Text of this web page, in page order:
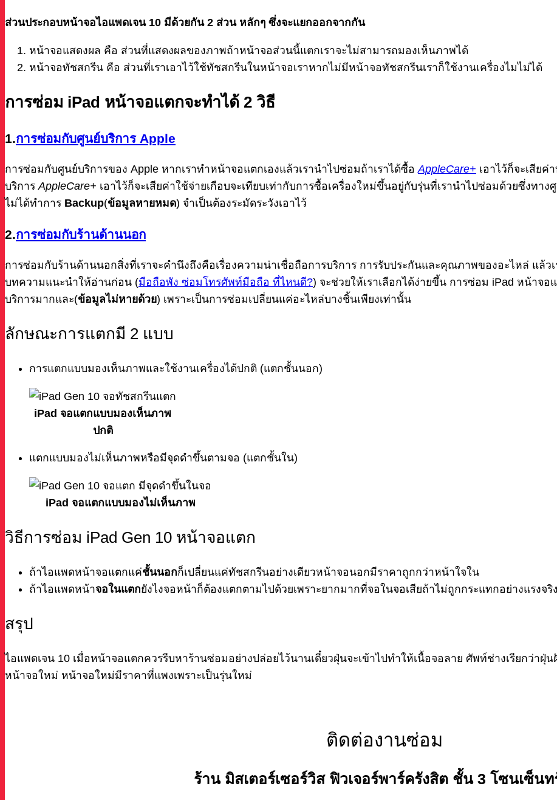
ส่วนประกอบหน้าจอไอแพดเจน 10 มีด้วยกัน 2 ส่วน หลักๆ ซึ่งจะแยกออกจากกัน
หน้าจอแสดงผล คือ ส่วนที่แสดงผลของภาพถ้าหน้าจอส่วนนี้แตกเราจะไม่สามารถมองเห็นภาพได้
หน้าจอทัชสกรีน คือ ส่วนที่เราเอาไว้ใช้ทัชสกรีนในหน้าจอเราหากไม่มีหน้าจอทัชสกรีนเราก็ใช้งานเครื่องไมไม่ได้
การซ่อม iPad หน้าจอแตกจะทำได้ 2 วิธี
1.การซ่อมกับศูนย์บริการ Apple
การซ่อมกับศูนย์บริการของ Apple หากเราทำหน้าจอแตกเองแล้วเรานำไปซ่อมถ้าเราได้ซื้อAppleCare+ เอาไว้ก็จะเสียค่
บริการAppleCare+ เอาไว้ก็จะเสียค่าใช้จ่ายเกือบจะเทียบเท่ากับการซื้อเครื่องใหม่ขึ้นอยู่กับรุ่นที่เรานำไปซ่อมด้วยซึ่งทาง
ไม่ได้ทำการ Backup(ข้อมูลหายหมด) จำเป็นต้องระมัดระวังเอาไว้
2.การซ่อมกับร้านด้านนอก
การซ่อมกับร้านด้านนอกสิ่งที่เราจะคำนึงถึงคือเรื่องความน่าเชื่อถือการบริการ การรับประกันและคุณภาพของอะไหล่ แล้ว
บทความแนะนำให้อ่านก่อน (มือถือพัง ซ่อมโทรศัพท์มือถือ ที่ไหนดี?) จะช่วยให้เราเลือกได้ง่ายขึ้น การซ่อม iPad หน้าจ
บริการมากและ(ข้อมูลไม่หายด้วย) เพราะเป็นการซ่อมเปลี่ยนแค่อะไหล่บางชิ้นเพียงเท่านั้น
ลักษณะการแตกมี 2 แบบ
การแตกแบบมองเห็นภาพและใช้งานเครื่องได้ปกติ (แตกชั้นนอก)
iPad จอแตกแบบมองเห็นภาพ
ปกติ
แตกแบบมองไม่เห็นภาพหรือมีจุดดำขึ้นตามจอ (แตกชั้นใน)
iPad จอแตกแบบมองไม่เห็นภาพ
วิธีการซ่อม iPad Gen 10 หน้าจอแตก
ถ้าไอแพดหน้าจอแตกแค่ชั้นนอกก็เปลี่ยนแค่ทัชสกรีนอย่างเดียวหน้าจอนอกมีราคาถูกกว่าหน้าใจใน
ถ้าไอแพดหน้าจอในแตกยังไงจอหน้าก็ต้องแตกตามไปด้วยเพราะยากมากที่จอในจอเสียถ้าไม่ถูกกระแทกอย่างแรงจริ
สรุป
ไอแพดเจน 10 เมื่อหน้าจอแตกควรรีบหาร้านซ่อมอย่างปล่อยไว้นานเดี๋ยวฝุ่นจะเข้าไปทำให้เนื้อจอลาย ศัพท์ช่างเรียกว่าฝุ่
หน้าจอใหม่ หน้าจอใหม่มีราคาที่แพงเพราะเป็นรุ่นใหม่
ติดต่องานซ่อม
ร้าน มิสเตอร์เซอร์วิส ฟิวเจอร์พาร์ครังสิต ชั้น 3 โซนเซ็นท